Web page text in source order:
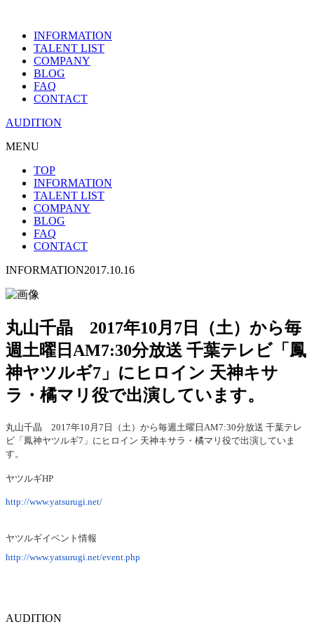
INFORMATION
TALENT LIST
COMPANY
BLOG
FAQ
CONTACT
AUDITION
MENU
TOP
INFORMATION
TALENT LIST
COMPANY
BLOG
FAQ
CONTACT
INFORMATION2017.10.16
丸山千晶 2017年10月7日（土）から毎
週土曜日AM7:30分放送 千葉テレビ「鳳
神ヤツルギ7」にヒロイン 天神キサ
ラ・橘マリ役で出演しています。
丸山千晶 2017年10月7日（土）から毎週土曜日AM7:30分放送 千葉テレ
ビ「鳳神ヤツルギ7」にヒロイン 天神キサラ・橘マリ役で出演していま
す。
ヤツルギHP
http://www.yatsurugi.net/
ヤツルギイベント情報
http://www.yatsurugi.net/event.php
AUDITION